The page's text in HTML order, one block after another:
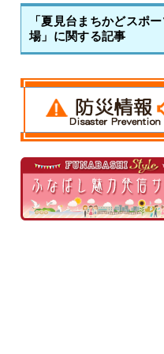
「夏見台まちかどスポ
場」に関する記事